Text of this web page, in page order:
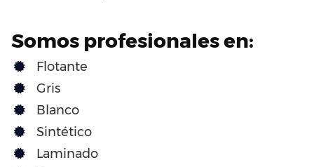
Somos profesionales en:
Flotante
Gris
Blanco
Sintético
Laminado